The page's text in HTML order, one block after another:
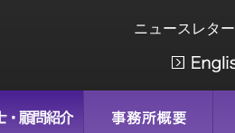
ニュースレター